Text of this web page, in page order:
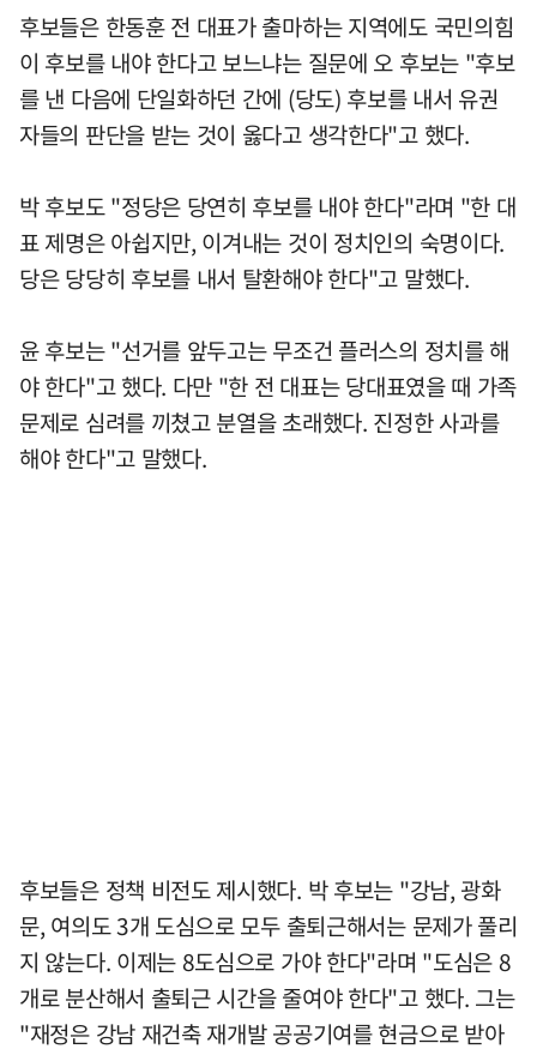
후보들은 한동훈 전 대표가 출마하는 지역에도 국민의힘
이 후보를 내야 한다고 보느냐는 질문에 오 후보는 "후보
를 낸 다음에 단일화하던 간에 (당도) 후보를 내서 유권
자들의 판단을 받는 것이 옳다고 생각한다"고 했다.
박 후보도 "정당은 당연히 후보를 내야 한다"라며 "한 대
표 제명은 아쉽지만, 이겨내는 것이 정치인의 숙명이다.
당은 당당히 후보를 내서 탈환해야 한다"고 말했다.
윤 후보는 "선거를 앞두고는 무조건 플러스의 정치를 해
야 한다"고 했다. 다만 "한 전 대표는 당대표였을 때 가족
문제로 심려를 끼쳤고 분열을 초래했다. 진정한 사과를
해야 한다"고 말했다.
후보들은 정책 비전도 제시했다. 박 후보는 "강남, 광화
문, 여의도 3개 도심으로 모두 출퇴근해서는 문제가 풀리
지 않는다. 이제는 8도심으로 가야 한다"라며 "도심은 8
개로 분산해서 출퇴근 시간을 줄여야 한다"고 했다. 그는
"재정은 강남 재건축 재개발 공공기여를 현금으로 받아